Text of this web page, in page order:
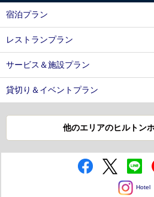
宿泊プラン
レストランプラン
サービス＆施設プラン
貸切り＆イベントプラン
他のエリアのヒルトン
Hotel